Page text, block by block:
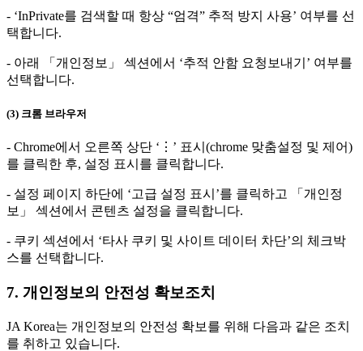
- ‘InPrivate를 검색할 때 항상 “엄격” 추적 방지 사용’ 여부를 선
택합니다.
- 아래 「개인정보」 섹션에서 ‘추적 안함 요청보내기’ 여부를
선택합니다.
(3) 크롬 브라우저
- Chrome에서 오른쪽 상단 ‘⋮’ 표시(chrome 맞춤설정 및 제어)
를 클릭한 후, 설정 표시를 클릭합니다.
- 설정 페이지 하단에 ‘고급 설정 표시’를 클릭하고 「개인정
보」 섹션에서 콘텐츠 설정을 클릭합니다.
- 쿠키 섹션에서 ‘타사 쿠키 및 사이트 데이터 차단’의 체크박
스를 선택합니다.
7. 개인정보의 안전성 확보조치
JA Korea는 개인정보의 안전성 확보를 위해 다음과 같은 조치
를 취하고 있습니다.